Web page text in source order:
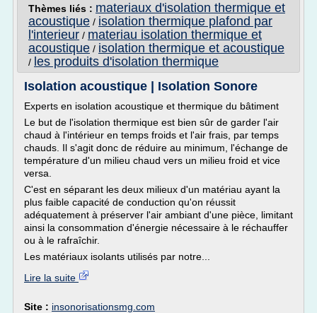
Thèmes liés : materiaux d'isolation thermique et
acoustique / isolation thermique plafond par
l'interieur / materiau isolation thermique et
acoustique / isolation thermique et acoustique
/ les produits d'isolation thermique
Isolation acoustique | Isolation Sonore
Experts en isolation acoustique et thermique du bâtiment
Le but de l'isolation thermique est bien sûr de garder l'air
chaud à l'intérieur en temps froids et l'air frais, par temps
chauds. Il s'agit donc de réduire au minimum, l'échange de
température d'un milieu chaud vers un milieu froid et vice
versa.
C'est en séparant les deux milieux d'un matériau ayant la
plus faible capacité de conduction qu'on réussit
adéquatement à préserver l'air ambiant d'une pièce, limitant
ainsi la consommation d'énergie nécessaire à le réchauffer
ou à le rafraîchir.
Les matériaux isolants utilisés par notre...
Lire la suite
Site : insonorisationsmg.com